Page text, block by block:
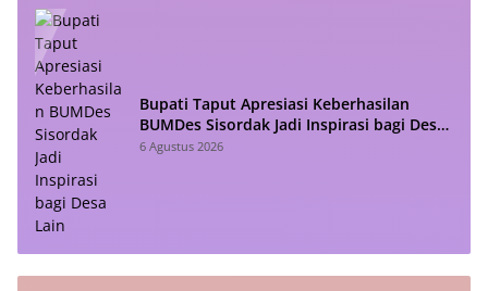
Bupati Taput Apresiasi Keberhasilan
BUMDes Sisordak Jadi Inspirasi bagi Desa
Lain
6 Agustus 2026